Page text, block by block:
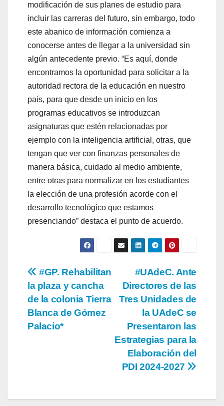
modificación de sus planes de estudio para
incluir las carreras del futuro, sin embargo, todo
este abanico de información comienza a
conocerse antes de llegar a la universidad sin
algún antecedente previo. “Es aquí, donde
encontramos la oportunidad para solicitar a la
autoridad rectora de la educación en nuestro
país, para que desde un inicio en los
programas educativos se introduzcan
asignaturas que estén relacionadas por
ejemplo con la inteligencia artificial, otras, que
tengan que ver con finanzas personales de
manera básica, cuidado al medio ambiente,
entre otras para normalizar en los estudiantes
la elección de una profesión acorde con el
desarrollo tecnológico que estamos
presenciando” destaca el punto de acuerdo.
Navegación
de
entradas
#UAdeC. Ante
Directores de las
Tres Unidades de
la UAdeC se
Presentaron las
Estrategias para la
Elaboración del
PDI 2024-2027
#GP. Rehabilitan
la plaza y cancha
de la colonia Tierra
Blanca de Gómez
Palacio*